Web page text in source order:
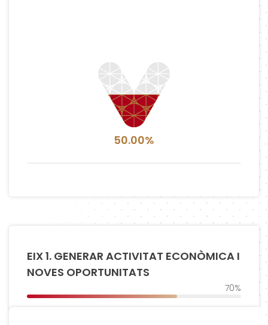
50.00%
EIX 1. GENERAR ACTIVITAT ECONÒMICA I
NOVES OPORTUNITATS
70%